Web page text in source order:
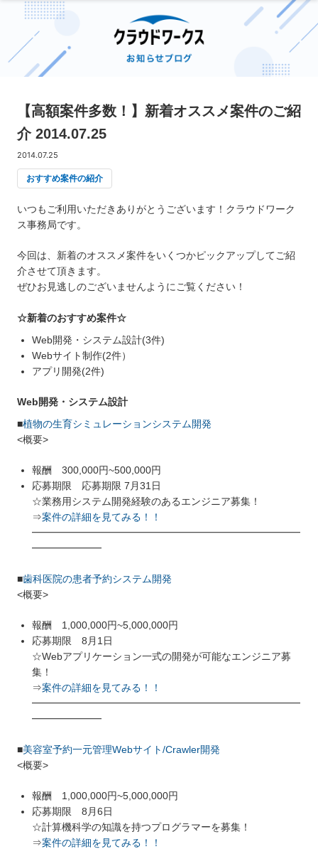
【高額案件多数！】新着オススメ案件のご紹
介 2014.07.25
2014.07.25
おすすめ案件の紹介
いつもご利用いただきありがとうございます！クラウドワーク
ス事務局です。
今回は、新着のオススメ案件をいくつかピックアップしてご紹
介させて頂きます。
ぜひお見逃しのございませんようにご覧ください！
☆新着のおすすめ案件☆
Web開発・システム設計(3件)
Webサイト制作(2件）
アプリ開発(2件)
Web開発・システム設計
■植物の生育シミュレーションシステム開発
<概要>
報酬 300,000円~500,000円
応募期限 応募期限 7月31日
☆業務用システム開発経験のあるエンジニア募集！
⇒案件の詳細を見てみる！！
━━━━━━━━━━━━━━━━━━━━━━━━━━━
━━━━━━━
■歯科医院の患者予約システム開発
<概要>
報酬 1,000,000円~5,000,000円
応募期限 8月1日
☆Webアプリケーション一式の開発が可能なエンジニア募
集！
⇒案件の詳細を見てみる！！
━━━━━━━━━━━━━━━━━━━━━━━━━━━
━━━━━━━
■美容室予約一元管理Webサイト/Crawler開発
<概要>
報酬 1,000,000円~5,000,000円
応募期限 8月6日
☆計算機科学の知識を持つプログラマーを募集！
⇒案件の詳細を見てみる！！